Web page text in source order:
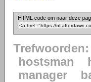
HTML code om naar deze
Trefwoorden:
hostsman
manager